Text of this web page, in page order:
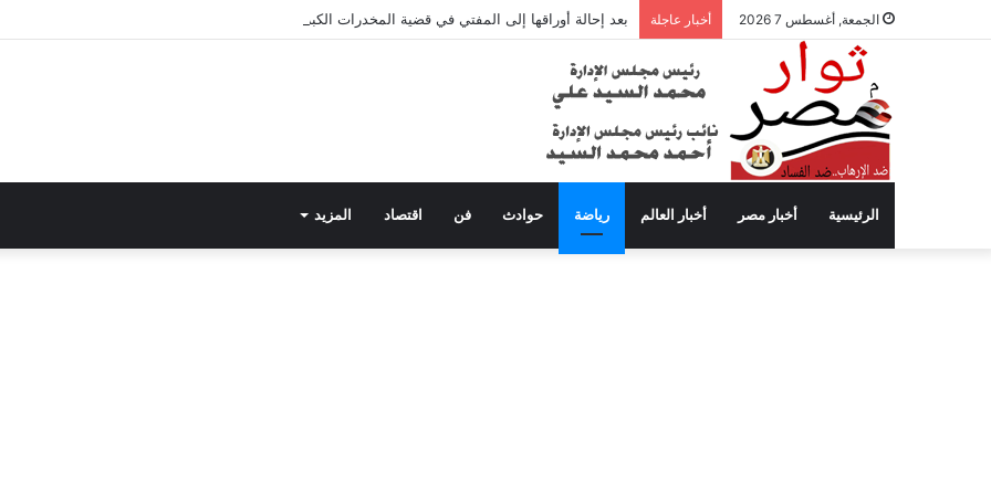
الجمعة, أغسطس 7 2026 أخبار عاجلة بعد إحالة أوراقها إلى المفتي في قضية المخدرات الكبرى.. من هي سارة خليفة؟
الرئيسية أخبار مصر أخبار العالم رياضة حوادث فن اقتصاد المزيد